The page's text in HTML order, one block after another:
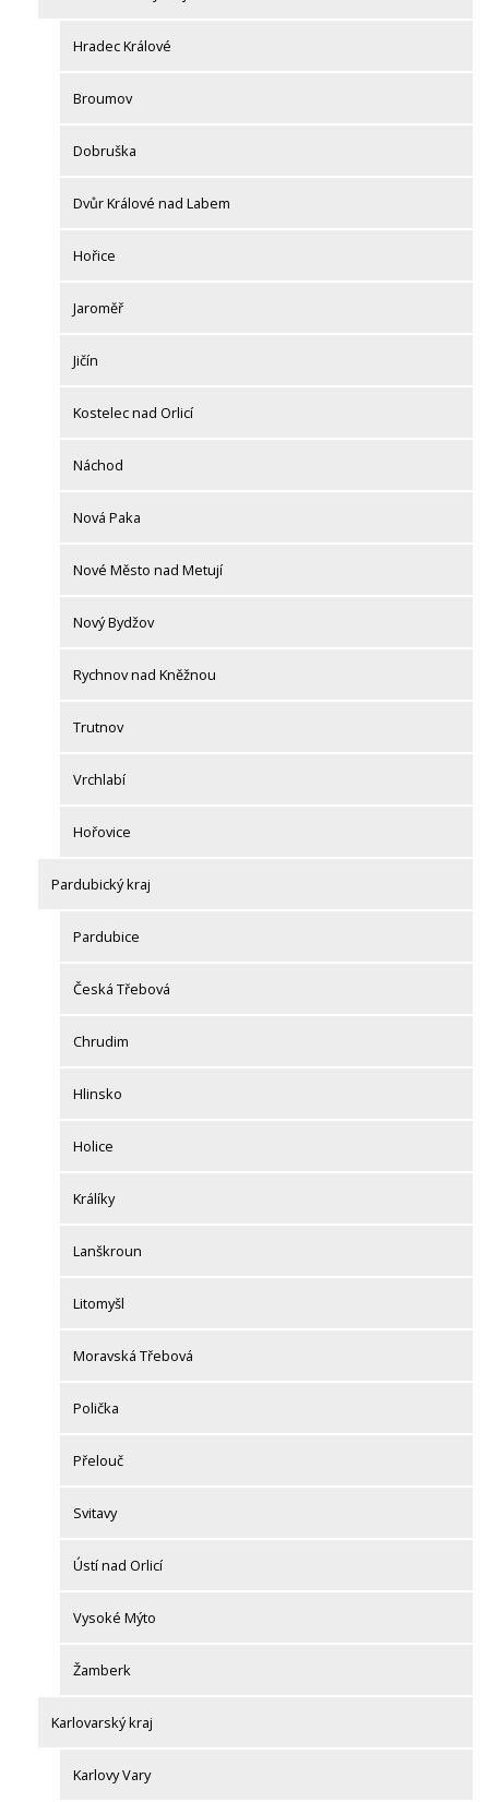
Hradec Králové
Broumov
Dobruška
Dvůr Králové nad Labem
Hořice
Jaroměř
Jičín
Kostelec nad Orlicí
Náchod
Nová Paka
Nové Město nad Metují
Nový Bydžov
Rychnov nad Kněžnou
Trutnov
Vrchlabí
Hořovice
Pardubický kraj
Pardubice
Česká Třebová
Chrudim
Hlinsko
Holice
Králíky
Lanškroun
Litomyšl
Moravská Třebová
Polička
Přelouč
Svitavy
Ústí nad Orlicí
Vysoké Mýto
Žamberk
Karlovarský kraj
Karlovy Vary